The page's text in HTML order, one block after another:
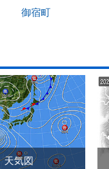
御宿町
天気図